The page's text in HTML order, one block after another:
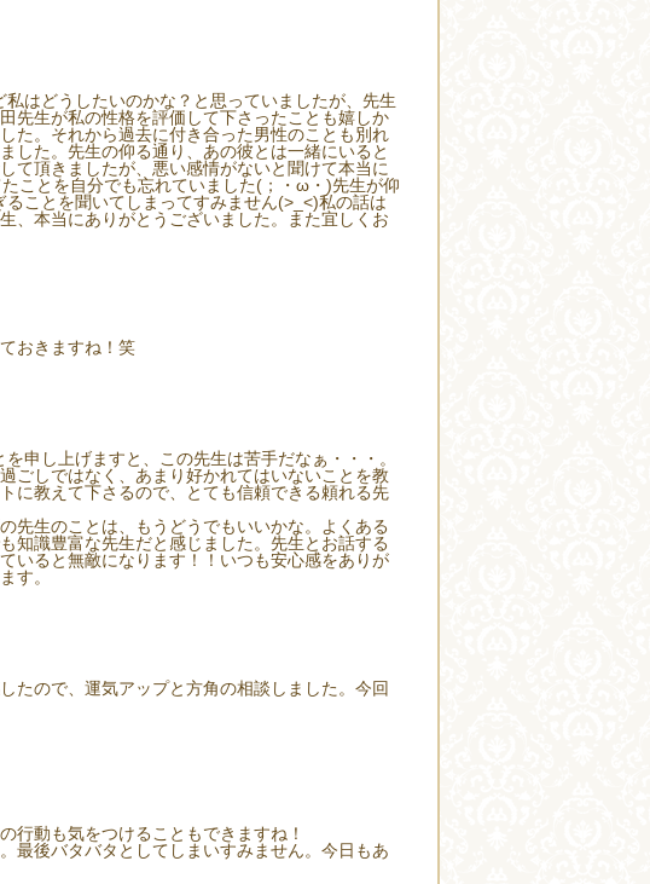
はどうしたいのかな？と思っていましたが、先生
先生が私の性格を評価して下さったことも嬉しか
た。それから過去に付き合った男性のことも別れ
した。先生の仰る通り、あの彼とは一緒にいると
て頂きましたが、悪い感情がないと聞けて本当に
ことを自分でも忘れていました(；・ω・)先生が仰
ことを聞いてしまってすみません(>_<)私の話は
、本当にありがとうございました。また宜しくお
おきますね！笑
申し上げますと、この先生は苦手だなぁ・・・。
ごしではなく、あまり好かれてはいないことを教
に教えて下さるので、とても信頼できる頼れる先
先生のことは、もうどうでもいいかな。よくある
知識豊富な先生だと感じました。先生とお話する
いると無敵になります！！いつも安心感をありが
す。
たので、運気アップと方角の相談しました。今回
行動も気をつけることもできますね！
最後バタバタとしてしまいすみません。今日もあ